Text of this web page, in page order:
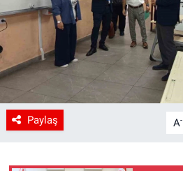
Paylaş A-